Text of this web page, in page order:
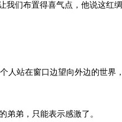
们布置得喜气点，他说这红绸
站在窗口边望向外边的世界，
弟，只能表示感激了。